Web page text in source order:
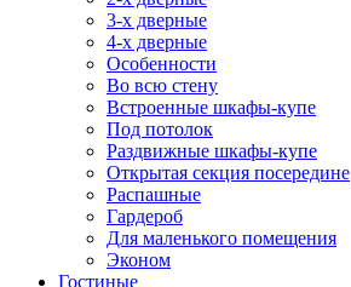
3-х дверные
4-х дверные
Особенности
Во всю стену
Встроенные шкафы-купе
Под потолок
Раздвижные шкафы-купе
Открытая секция посередине
Распашные
Гардероб
Для маленького помещения
Эконом
Гостиные